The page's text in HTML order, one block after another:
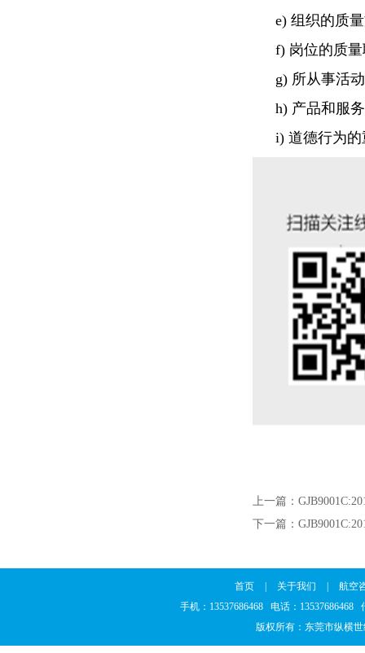
e) 组织的质
f) 岗位的质
g) 所从事活
h) 产品和服
i) 道德行为
上一篇：
下一篇：
首页 关于我们
航空
手机：13537686468 电话：13537686468
版权所有：东莞市纵横